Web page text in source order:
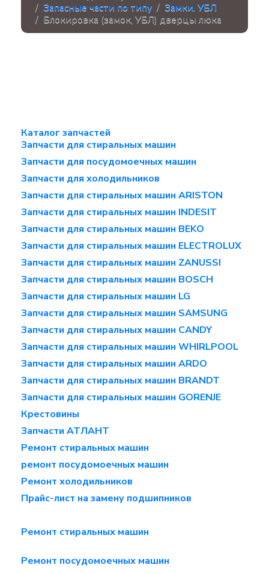
Запасные части по типу
Замки. УБЛ
Блокировка (замок, УБЛ) дверцы люка
Каталог запчастей
Запчасти для стиральных машин
Запчасти для посудомоечных машин
Запчасти для холодильников
Запчасти для стиральных машин ARISTON
Запчасти для стиральных машин INDESIT
Запчасти для стиральных машин BEKO
Запчасти для стиральных машин ELECTROLUX
Запчасти для стиральных машин ZANUSSI
Запчасти для стиральных машин BOSCH
Запчасти для стиральных машин LG
Запчасти для стиральных машин SAMSUNG
Запчасти для стиральных машин CANDY
Запчасти для стиральных машин WHIRLPOOL
Запчасти для стиральных машин ARDO
Запчасти для стиральных машин BRANDT
Запчасти для стиральных машин GORENJE
Крестовины
Запчасти АТЛАНТ
Ремонт стиральных машин
ремонт посудомоечных машин
Ремонт холодильников
Прайс-лист на замену подшипников
Ремонт стиральных машин
Ремонт посудомоечных машин